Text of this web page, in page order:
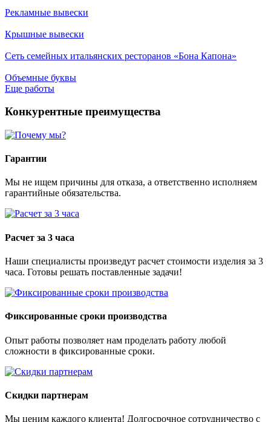
Рекламные вывески
Крышные вывески
Сеть семейных итальянских ресторанов «Бона Капона»
Объемные буквы
Eще работы
Конкурентные преимущества
Гарантии
Мы не ищем причины для отказа, а ответственно исполняем
гарантийные обязательства.
Расчет за 3 часа
Наши специалисты произведут расчет стоимости изделия за 3
часа. Готовы решать поставленные задачи!
Фиксированные сроки производства
Опыт работы позволяет нам проделать работу любой
сложности в фиксированные сроки.
Скидки партнерам
Мы ценим каждого клиента! Долгосрочное сотрудничество с